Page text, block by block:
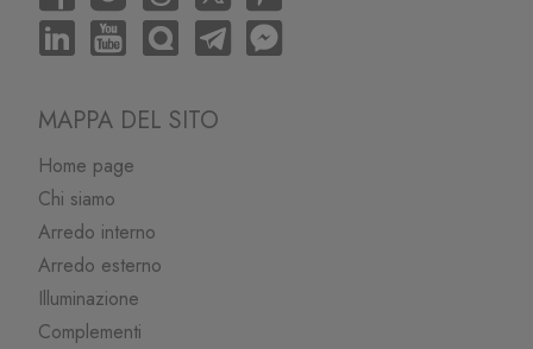
MAPPA DEL SITO
Home page
Chi siamo
Arredo interno
Arredo esterno
Illuminazione
Complementi